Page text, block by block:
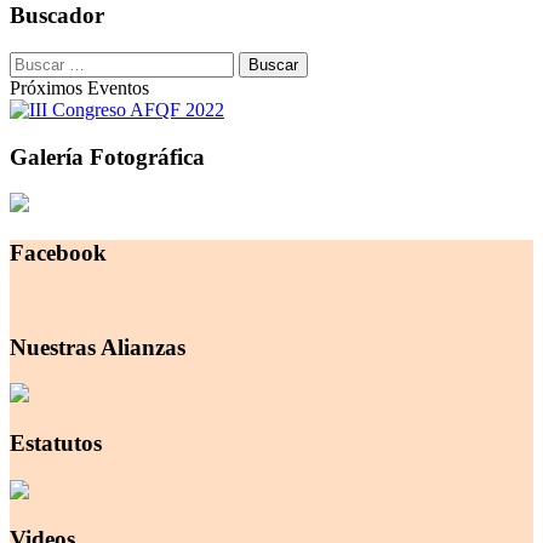
Buscador
Buscar:
Próximos Eventos
Galería Fotográfica
Facebook
Nuestras Alianzas
Estatutos